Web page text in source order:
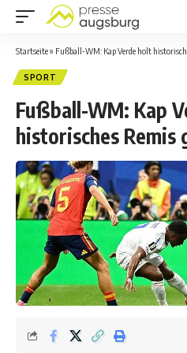
Startseite» Fußball-WM: Kap Verde holt
SPORT
Fußball-WM: Kap
historisches Remis